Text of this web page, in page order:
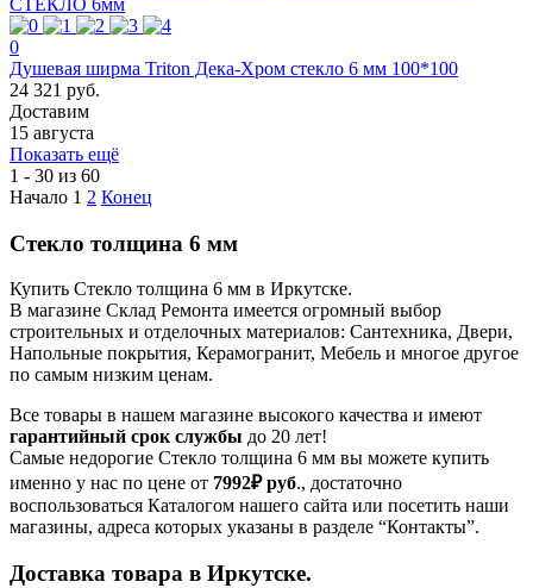
0
Душевая ширма Triton Дека-Хром стекло 6 мм 100*100
24 321 руб.
Доставим
15 августа
Показать ещё
1 - 30 из 60
Начало 1 2 Конец
Стекло толщина 6 мм
Купить Стекло толщина 6 мм в Иркутске.
В магазине Склад Ремонта имеется огромный выбор
строительных и отделочных материалов: Сантехника, Двери,
Напольные покрытия, Керамогранит, Мебель и многое другое
по самым низким ценам.
Все товары в нашем магазине высокого качества и имеют
гарантийный срок службы до 20 лет!
Самые недорогие Стекло толщина 6 мм вы можете купить
именно у нас по цене от 7992₽ руб., достаточно
воспользоваться Каталогом нашего сайта или посетить наши
магазины, адреса которых указаны в разделе “Контакты”.
Доставка товара в Иркутске.